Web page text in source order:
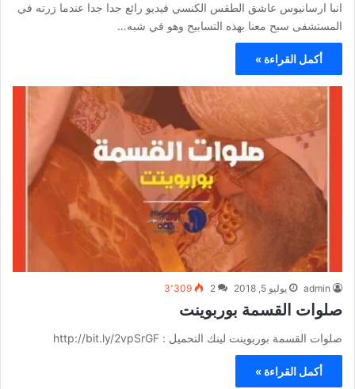
انبا ارسانيوس عاشق الطقس الكنسي فيديو رائع جدا جدا عندما زرته في
المستشفى سبح معنا بهذه التسابيح وهو في شبه…
أكمل القراءة »
admin يوليو 5, 2018 2 3٬309
صلوات القسمة بوربوينت
صلوات القسمة بوربوينت لينك التحميل : http://bit.ly/2vpSrGF
أكمل القراءة »